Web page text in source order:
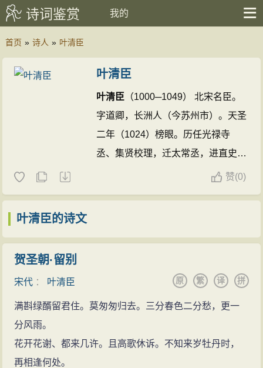
诗词鉴赏 我的
首页 » 诗人 » 叶清臣
叶清臣
叶清臣 （1000─1049） 北宋名臣。
字道卿，长洲人（今苏州市）。天圣
二年（1024）榜眼。历任光禄寺
丞、集贤校理，迁太常丞，进直史
馆。论范仲淹、余靖以言事被黜事，
七）。《宋史》、《东都事略》有
传。《全宋词》录其词一首。 叶清
赞(0)
叶清臣的诗文
贺圣朝·留别
宋代 ： 叶清臣 拼
译
繁
原
满斟绿醑留君住。莫匆匆归去。三分春色二分愁，更一
分风雨。
花开花谢、都来几许。且高歌休诉。不知来岁牡丹时，
再相逢何处。